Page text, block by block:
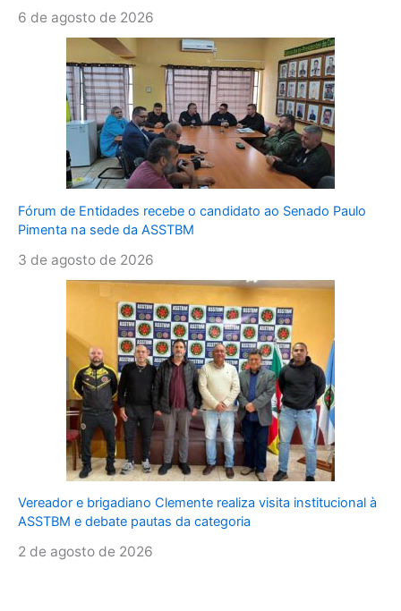
6 de agosto de 2026
Fórum de Entidades recebe o candidato ao Senado Paulo
Pimenta na sede da ASSTBM
3 de agosto de 2026
Vereador e brigadiano Clemente realiza visita institucional à
ASSTBM e debate pautas da categoria
2 de agosto de 2026